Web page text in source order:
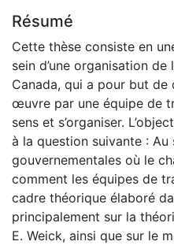
Résumé
Cette thèse consiste en
sein d’une organisation
Canada, qui a pour but de
œuvre par une équipe de
sens et s’organiser.
à la question suivante :
gouvernementales où le
comment les équipes de
cadre théorique élaboré
principalement sur la
E. Weick, ainsi que sur le